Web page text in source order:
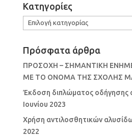
Kατηγορίες
Kατηγορίες
Πρόσφατα άρθρα
ΠΡΟΣΟΧΗ – ΣΗΜΑΝΤΙΚΗ
ΜΕ ΤΟ ΟΝΟΜΑ ΤΗΣ ΣΧΟΛΗΣ
Έκδοση διπλώματος οδήγησης
Ιουνίου 2023
Χρήση αντιλοσθητικών
2022